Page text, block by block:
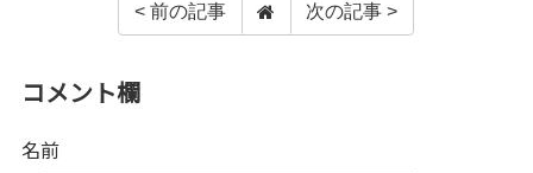
< 前の記事 次の記事 >
コメント欄
名前